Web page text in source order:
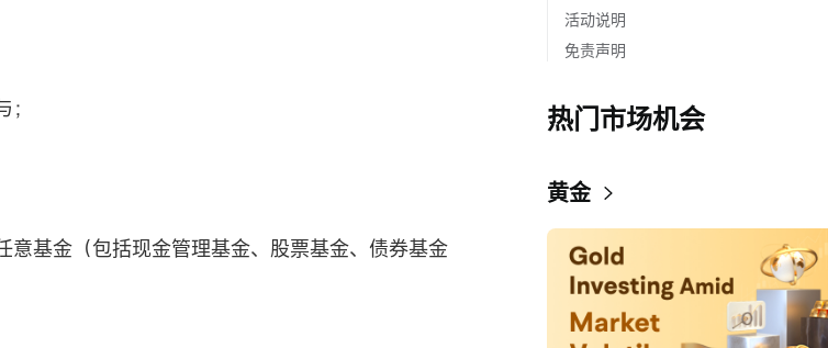
意基金（包括现金管理基金、股票基金、债券基金
活动说明
免责声明
热门市场机会
黄金